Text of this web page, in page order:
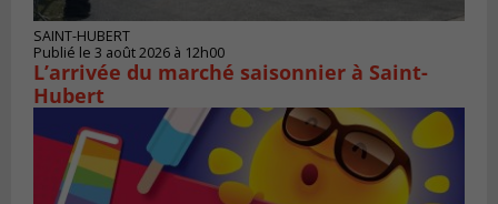
SAINT-HUBERT
Publié le 3 août 2026 à 12h00
L’arrivée du marché saisonnier à Saint-
Hubert